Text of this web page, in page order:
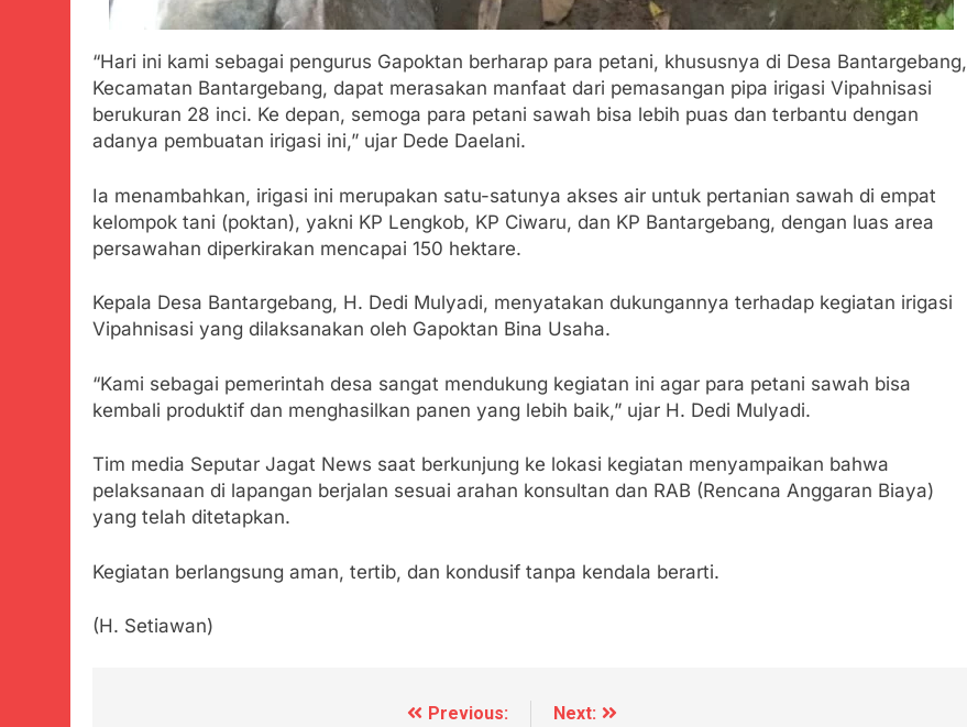
“Hari ini kami sebagai pengurus Gapoktan berharap para petani, khususnya di Desa Bantargebang,
Kecamatan Bantargebang, dapat merasakan manfaat dari pemasangan pipa irigasi Vipahnisasi
berukuran 28 inci. Ke depan, semoga para petani sawah bisa lebih puas dan terbantu dengan
adanya pembuatan irigasi ini,” ujar Dede Daelani.
Ia menambahkan, irigasi ini merupakan satu-satunya akses air untuk pertanian sawah di empat
kelompok tani (poktan), yakni KP Lengkob, KP Ciwaru, dan KP Bantargebang, dengan luas area
persawahan diperkirakan mencapai 150 hektare.
Kepala Desa Bantargebang, H. Dedi Mulyadi, menyatakan dukungannya terhadap kegiatan irigasi
Vipahnisasi yang dilaksanakan oleh Gapoktan Bina Usaha.
“Kami sebagai pemerintah desa sangat mendukung kegiatan ini agar para petani sawah bisa
kembali produktif dan menghasilkan panen yang lebih baik,” ujar H. Dedi Mulyadi.
Tim media Seputar Jagat News saat berkunjung ke lokasi kegiatan menyampaikan bahwa
pelaksanaan di lapangan berjalan sesuai arahan konsultan dan RAB (Rencana Anggaran Biaya)
yang telah ditetapkan.
Kegiatan berlangsung aman, tertib, dan kondusif tanpa kendala berarti.
(H. Setiawan)
Previous: Next: